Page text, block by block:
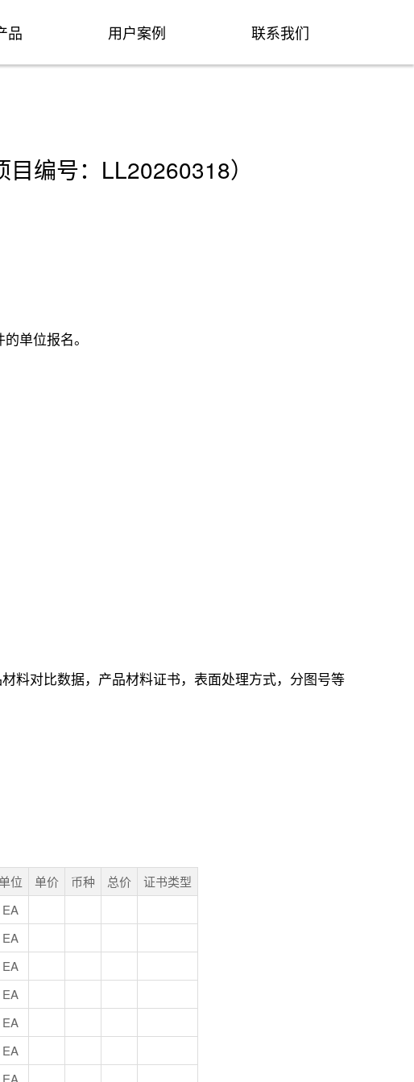
品 用户案例 联系我们
编号：LL20260318）
单位报名。
料对比数据，产品材料证书，表面处理方式，分图号等
位 单价 币种 总价
证书类型
EA
EA
EA
EA
EA
EA
EA